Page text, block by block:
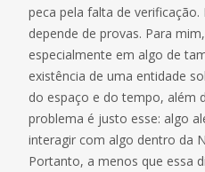
peca pela falta de
depende de provas. Para
especialmente em algo de
existência de uma entidade
do espaço e do tempo, além
problema é justo esse: algo
interagir com algo dentro da
Portanto, a menos que essa